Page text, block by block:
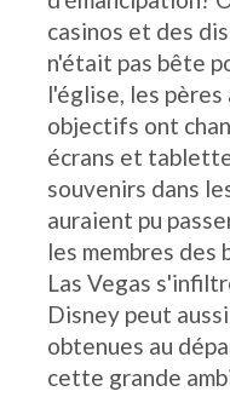
casinos et des
n'était pas bête
l'église, les
objectifs ont
écrans et
souvenirs dans
auraient pu
les membres
Las Vegas
Disney peut
obtenues au
cette grande